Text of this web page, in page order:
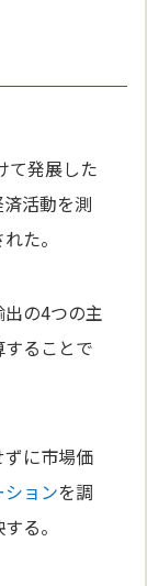
て発展した
活動を測
た。
の4つの主
ることで
ずに市場価
ョンを調
る。